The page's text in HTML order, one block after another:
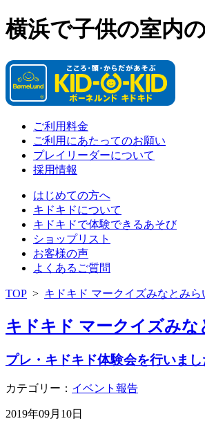
横浜で子供の室内
ご利用料金
ご利用にあたってのお願い
プレイリーダーについて
採用情報
はじめての方へ
キドキドについて
キドキドで体験できるあそび
ショップリスト
お客様の声
よくあるご質問
TOP > キドキド マークイズみなとみら
キドキド マークイズみ
プレ・キドキド体験会を行いまし
カテゴリー： イベント報告
2019年09月10日